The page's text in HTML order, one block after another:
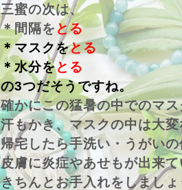
三蜜の次は、
＊間隔を とる
＊マスクをとる
＊水分をとる
の3つだそうですね。
確かにこの猛暑の中でのマ
汗もかき、マスクの中は大
帰宅したら手洗い・うがい
皮膚に炎症やあせもが出来
きちんとお手入れをしましょ